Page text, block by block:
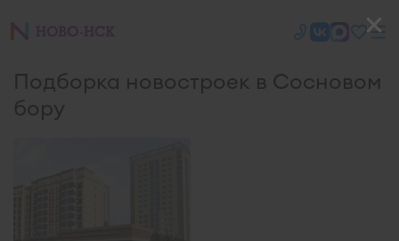
Подборка новостроек в Сосновом
бору